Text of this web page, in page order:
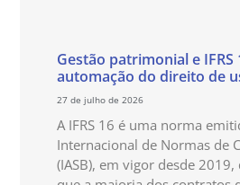
Gestão patrimonial e IFRS
automação do direito de
27 de julho de 2026
A IFRS 16 é uma norma
Internacional de Normas de
(IASB), em vigor desde